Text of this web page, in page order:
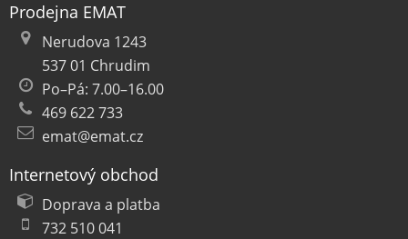
Prodejna EMAT
Nerudova 1243
537 01 Chrudim
Po–Pá: 7.00–16.00
469 622 733
emat@emat.cz
Internetový obchod
Doprava a platba
732 510 041